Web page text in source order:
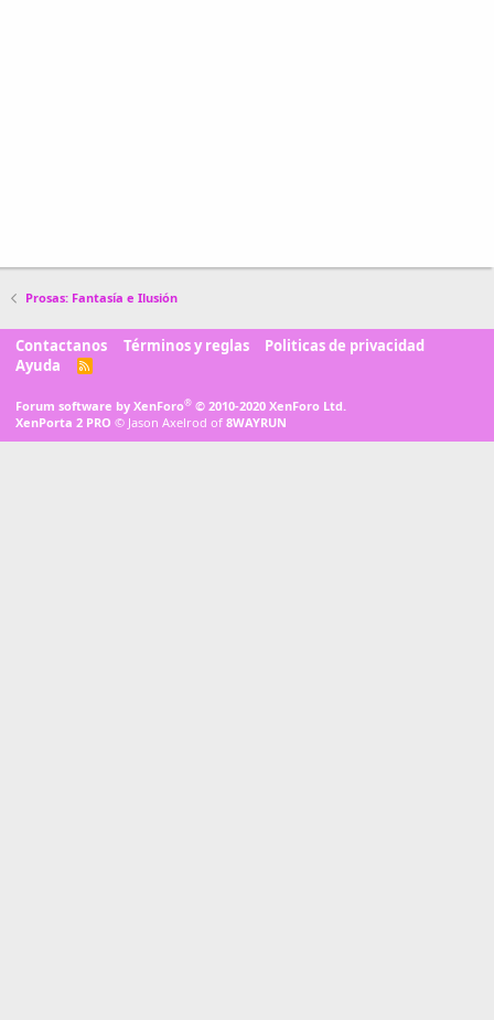
Prosas: Fantasía e Ilusión
Contactanos Términos y reglas
Politicas de privacidad
Ayuda
R
Forum software by XenForo® © 2010-2020 XenForo Ltd.
XenPorta 2 PRO © Jason Axelrod of 8WAYRUN